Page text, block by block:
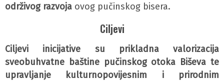
održivog razvoja ovog pučinskog bisera.
Ciljevi
Ciljevi inicijative su prikladna valorizacija
sveobuhvatne baštine pučinskog otoka Biševa te
upravljanje kulturnopovijesnim i prirodnim